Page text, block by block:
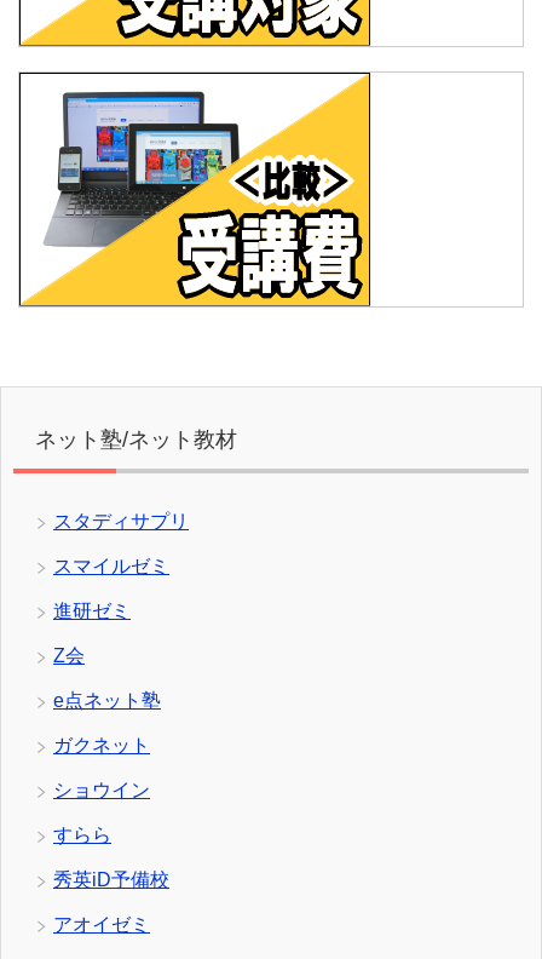
ネット塾/ネット教材
スタディサプリ
スマイルゼミ
進研ゼミ
Z会
e点ネット塾
ガクネット
ショウイン
すらら
秀英iD予備校
アオイゼミ